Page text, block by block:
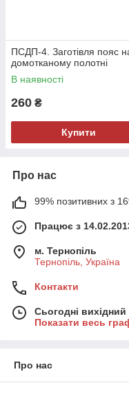
ПСДП-4. Заготівля пояс
домотканому полотні
В наявності
260 ₴
Купити
Про нас
99% позитивних з
Працює з
м. Тернопіль
Тернопіль, Україна
Контакти
Сьогодні вихідний
Показати весь
Про нас